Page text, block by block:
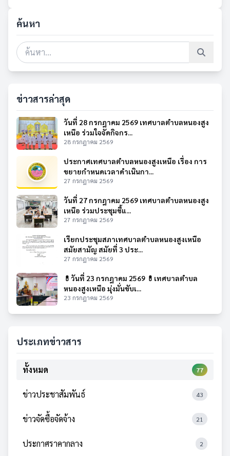
ค้นหา
ข่าวสารล่าสุด
วันที่ 28 กรกฎาคม 2569 เทศบาลตำบลหนองสูง
เหนือ ร่วมใจจัดกิจกร...
28 กรกฎาคม 2569
ประกาศเทศบาลตำบลหนองสูงเหนือ เรื่อง การ
ขยายกำหนดเวลาดำเนินกา...
27 กรกฎาคม 2569
วันที่ 27 กรกฎาคม 2569 เทศบาลตำบลหนองสูง
เหนือ ร่วมประชุมชี้แ...
27 กรกฎาคม 2569
เรียกประชุมสภาเทศบาลตำบลหนองสูงเหนือ
สมัยสามัญ สมัยที่ 3 ประ...
27 กรกฎาคม 2569
💊วันที่ 23 กรกฎาคม 2569 💊เทศบาลตำบล
หนองสูงเหนือ มุ่งมั่นขับเ...
23 กรกฎาคม 2569
ประเภทข่าวสาร
ทั้งหมด 77
ข่าวประชาสัมพันธ์ 43
ข่าวจัดซื้อจัดจ้าง 21
ประกาศราคากลาง 2